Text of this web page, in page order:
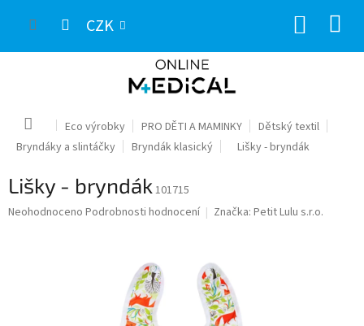
CZK
Domů Eco výrobky PRO DĚTI A MAMINKY
Dětský textil
Bryndáky a slintáčky
Bryndák klasický Lišky - bryndák
Lišky - bryndák 101715
Průměrné
Neohodnoceno Podrobnosti hodnocení Značka: Petit Lulu s.r.o.